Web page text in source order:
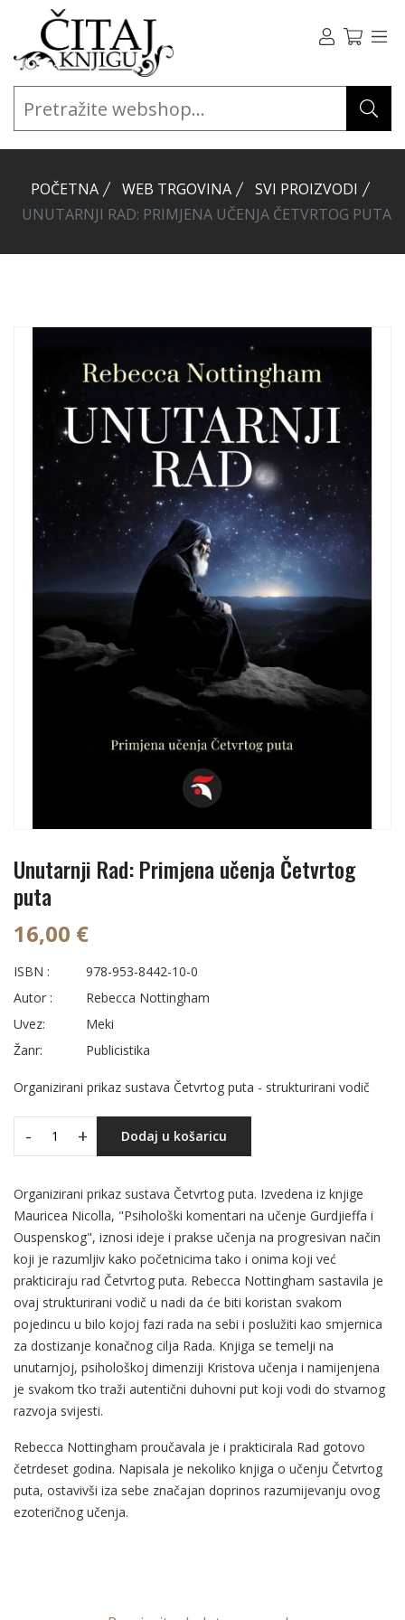
POČETNA WEB TRGOVINA
SVI PROIZVODI
UNUTARNJI RAD: PRIMJENA UČENJA ČETVRTOG PUTA
Unutarnji Rad: Primjena učenja Četvrtog
puta
16,00 €
ISBN :
978-953-8442-10-0
Autor :
Rebecca Nottingham
Uvez:
Meki
Žanr:
Publicistika
Organizirani prikaz sustava Četvrtog puta - strukturirani vodič
- + Dodaj u košaricu
Organizirani prikaz sustava Četvrtog puta. Izvedena iz knjige
Mauricea Nicolla, "Psihološki komentari na učenje Gurdjieffa i
Ouspenskog", iznosi ideje i prakse učenja na progresivan način
koji je razumljiv kako početnicima tako i onima koji već
prakticiraju rad Četvrtog puta. Rebecca Nottingham sastavila je
ovaj strukturirani vodič u nadi da će biti koristan svakom
pojedincu u bilo kojoj fazi rada na sebi i poslužiti kao smjernica
za dostizanje konačnog cilja Rada. Knjiga se temelji na
unutarnjoj, psihološkoj dimenziji Kristova učenja i namijenjena
je svakom tko traži autentični duhovni put koji vodi do stvarnog
razvoja svijesti.
Rebecca Nottingham proučavala je i prakticirala Rad gotovo
četrdeset godina. Napisala je nekoliko knjiga o učenju Četvrtog
puta, ostavivši iza sebe značajan doprinos razumijevanju ovog
ezoteričnog učenja.